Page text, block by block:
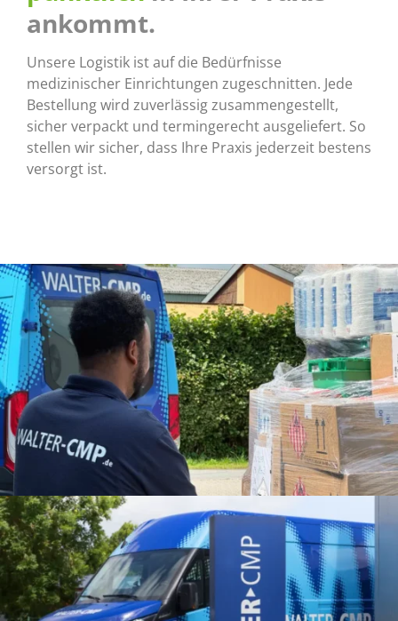
ankommt.
Unsere Logistik ist auf die Bedürfnisse
medizinischer Einrichtungen zugeschnitten. Jede
Bestellung wird zuverlässig zusammengestellt,
sicher verpackt und termingerecht ausgeliefert. So
stellen wir sicher, dass Ihre Praxis jederzeit bestens
versorgt ist.